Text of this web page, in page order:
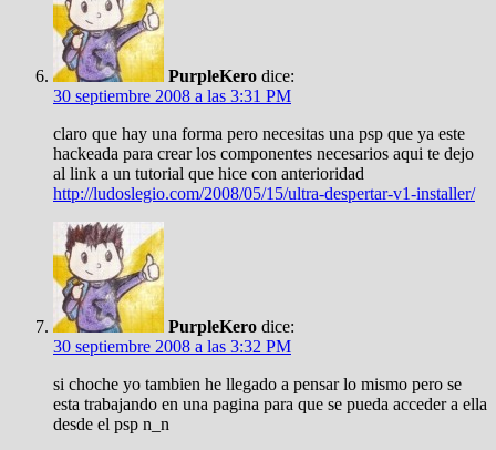
PurpleKero dice:
30 septiembre 2008 a las 3:31 PM
claro que hay una forma pero necesitas una psp que ya este
hackeada para crear los componentes necesarios aqui te dejo
al link a un tutorial que hice con anterioridad
http://ludoslegio.com/2008/05/15/ultra-despertar-v1-installer/
PurpleKero dice:
30 septiembre 2008 a las 3:32 PM
si choche yo tambien he llegado a pensar lo mismo pero se
esta trabajando en una pagina para que se pueda acceder a ella
desde el psp n_n